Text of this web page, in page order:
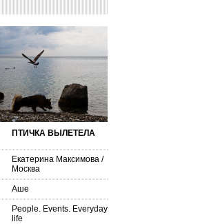
ПТИЧКА ВЫЛЕТЕЛА
Екатерина Максимова /
Москва
Аше
People. Events. Everyday
life